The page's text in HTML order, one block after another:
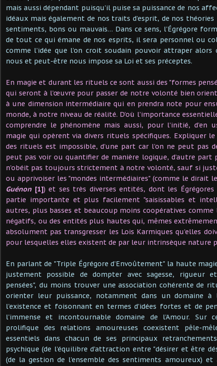
mais aussi dépendant puisqu’il puise sa puissance de nos
idéaux mais également de nos traits d’esprit, de nos
sentiments, bons ou mauvais… Dans ce sens, l’Égrégore
de tout ce qui émane de nos esprits, il sera personnel ou
comme l’idée que l’on croit soudain pouvoir attraper
nous et peut-être nous impose sa Loi et ses préceptes.
En magie et durant les rituels ce sont aussi des "formes
qui seront à l’œuvre pour passer de notre volonté bien
à une dimension intermédiaire qui en prendra note pour
monde, à notre niveau de réalité. D’où l’importance
comprendre le phénomène mais aussi, pour l’initié, d’en
magie qui opèrent via divers rituels spécifiques. Expliquer
des rituels est impossible, d’une part car l’on ne peut pas
peut pas voir ou quantifier de manière logique, d’autre part
n’obéit pas toujours strictement à notre volonté, sauf si
ou apprivoiser les "mondes intermédiaires" (comme le dirait
Guénon[1]) et ses très diverses entités, dont les
partie importante et plus facilement "saisissables et
autres, plus basses et beaucoup moins coopératives comme
négatifs, ou des entités plus hautes qui, mêmes
absolument pas transgresser les Lois Karmiques qu’elles
pour lesquelles elles existent de par leur intrinsèque nature
En parlant de "Triple Égrégore d’Envoûtement" la haute
justement possible de dompter avec sagesse, rigueur
pensées", du moins trouver une association cohérente de
orienter leur puissance, notamment dans un domaine
l’existence et foisonnant en termes d’idées fortes et de
l’immense et incontournable domaine de l’Amour. Sur
prolifique des relations amoureuses coexistent pêle-
essentiels dans chacun de ses principaux
psychique (de l’équilibre d’attraction entre "désirer et être
(de la gestion de l’ensemble des sentiments amoureux)